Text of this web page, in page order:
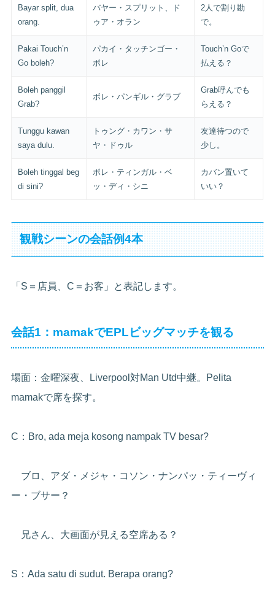
Bayar split, dua
orang.
バヤー・スプリット、ド
ゥア・オラン
2人で割り勘
で。
Pakai Touch’n
Go boleh?
パカイ・タッチンゴー・
ボレ
Touch’n Goで
払える？
Boleh panggil
Grab?
ボレ・パンギル・グラブ
Grab呼んでも
らえる？
Tunggu kawan
saya dulu.
トゥング・カワン・サ
ヤ・ドゥル
友達待つので
少し。
Boleh tinggal beg
di sini?
ボレ・ティンガル・ベ
ッ・ディ・シニ
カバン置いて
いい？
観戦シーンの会話例4本
「S＝店員、C＝お客」と表記します。
会話1：mamakでEPLビッグマッチを観る
場面：金曜深夜、Liverpool対Man Utd中継。Pelita
mamakで席を探す。
C：Bro, ada meja kosong nampak TV besar?
ブロ、アダ・メジャ・コソン・ナンパッ・ティーヴィ
ー・ブサー？
兄さん、大画面が見える空席ある？
S：Ada satu di sudut. Berapa orang?